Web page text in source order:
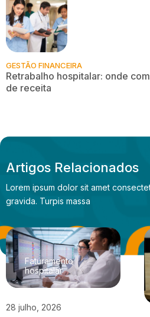
GESTÃO FINANCEIRA
Retrabalho hospitalar: onde
de receita
Artigos Relacionados
Lorem ipsum dolor sit amet
gravida. Turpis massa
Faturamento
hospitalar
28 julho, 2026